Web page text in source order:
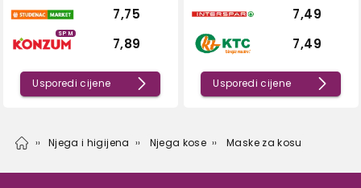
7,75
SPM
7,89
Usporedi cijene
7,49
7,49
Usporedi cijene
Njega i higijena Njega kose Maske za kosu